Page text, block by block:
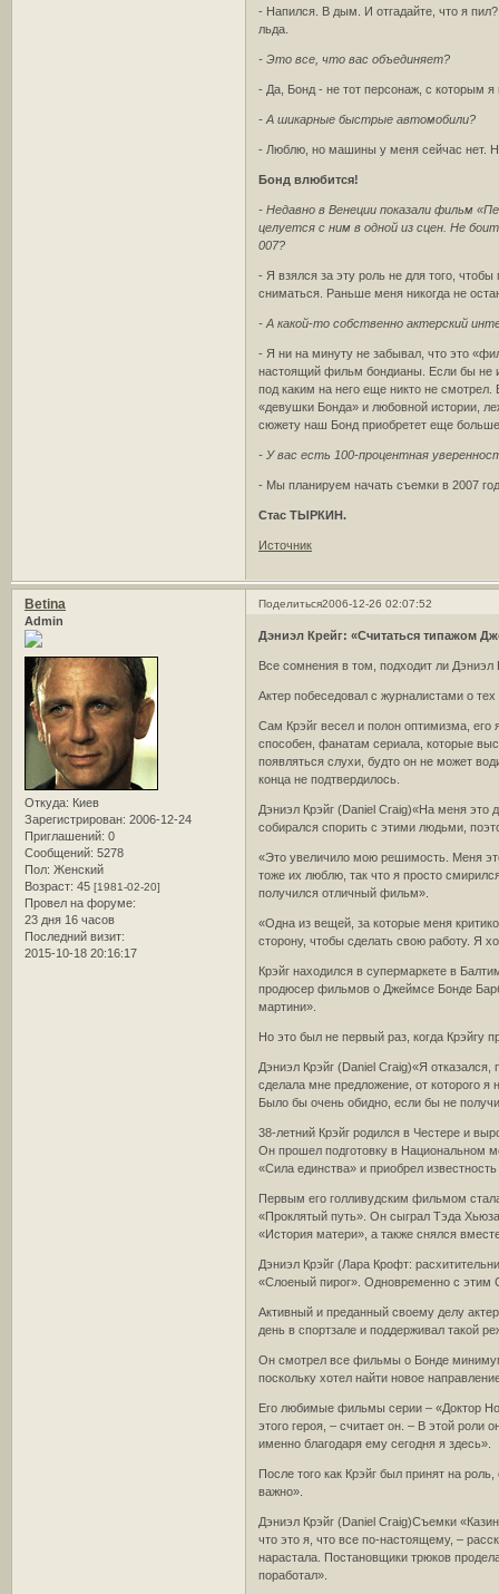
- Напился. В дым. И отгадайте, что я
льда.
- Это все, что вас объединяет?
- Да, Бонд - не тот персонаж, с которым
- А шикарные быстрые автомобили?
- Люблю, но машины у меня сейчас нет.
Бонд влюбится!
- Недавно в Венеции показали фильм
целуется с ним в одной из сцен. Не
007?
- Я взялся за эту роль не для того,
сниматься. Раньше меня никогда не
- А какой-то собственно актерский
- Я ни на минуту не забывал, что это
настоящий фильм бондианы. Если бы не
под каким на него еще никто не
«девушки Бонда» и любовной истории,
сюжету наш Бонд приобретет еще
- У вас есть 100-процентная
- Мы планируем начать съемки в 2007
Стас ТЫРКИН.
Источник
Поделиться2006-12-26 02:07:52
Betina
Admin
Откуда: Киев
Зарегистрирован: 2006-12-24
Приглашений: 0
Сообщений: 5278
Пол: Женский
Возраст: 45 [1981-02-20]
Провел на форуме:
23 дня 16 часов
Последний визит:
2015-10-18 20:16:17
Дэниэл Крейг: «Считаться типажом
Все сомнения в том, подходит ли
Актер побеседовал с журналистами о
Сам Крэйг весел и полон оптимизма, его
способен, фанатам сериала, которые
появляться слухи, будто он не может
конца не подтвердилось.
Дэниэл Крэйг (Daniel Craig)«На меня это
собирался спорить с этими людьми,
«Это увеличило мою решимость. Меня
тоже их люблю, так что я просто
получился отличный фильм».
«Одна из вещей, за которые меня
сторону, чтобы сделать свою работу. Я
Крэйг находился в супермаркете в
продюсер фильмов о Джеймсе Бонде
мартини».
Но это был не первый раз, когда Крэйгу
Дэниэл Крэйг (Daniel Craig)«Я
сделала мне предложение, от которого я
Было бы очень обидно, если бы не
38-летний Крэйг родился в Честере и
Он прошел подготовку в Национальном
«Сила единства» и приобрел
Первым его голливудским фильмом
«Проклятый путь». Он сыграл Тэда
«История матери», а также снялся
Дэниэл Крэйг (Лара Крофт:
«Слоеный пирог». Одновременно с этим
Активный и преданный своему делу
день в спортзале и поддерживал такой
Он смотрел все фильмы о Бонде минимум
поскольку хотел найти новое
Его любимые фильмы серии – «Доктор
этого героя, – считает он. – В этой
именно благодаря ему сегодня я здесь».
После того как Крэйг был принят на
важно».
Дэниэл Крэйг (Daniel Craig)Съемки
что это я, что все по-настоящему, –
нарастала. Постановщики трюков
поработал».